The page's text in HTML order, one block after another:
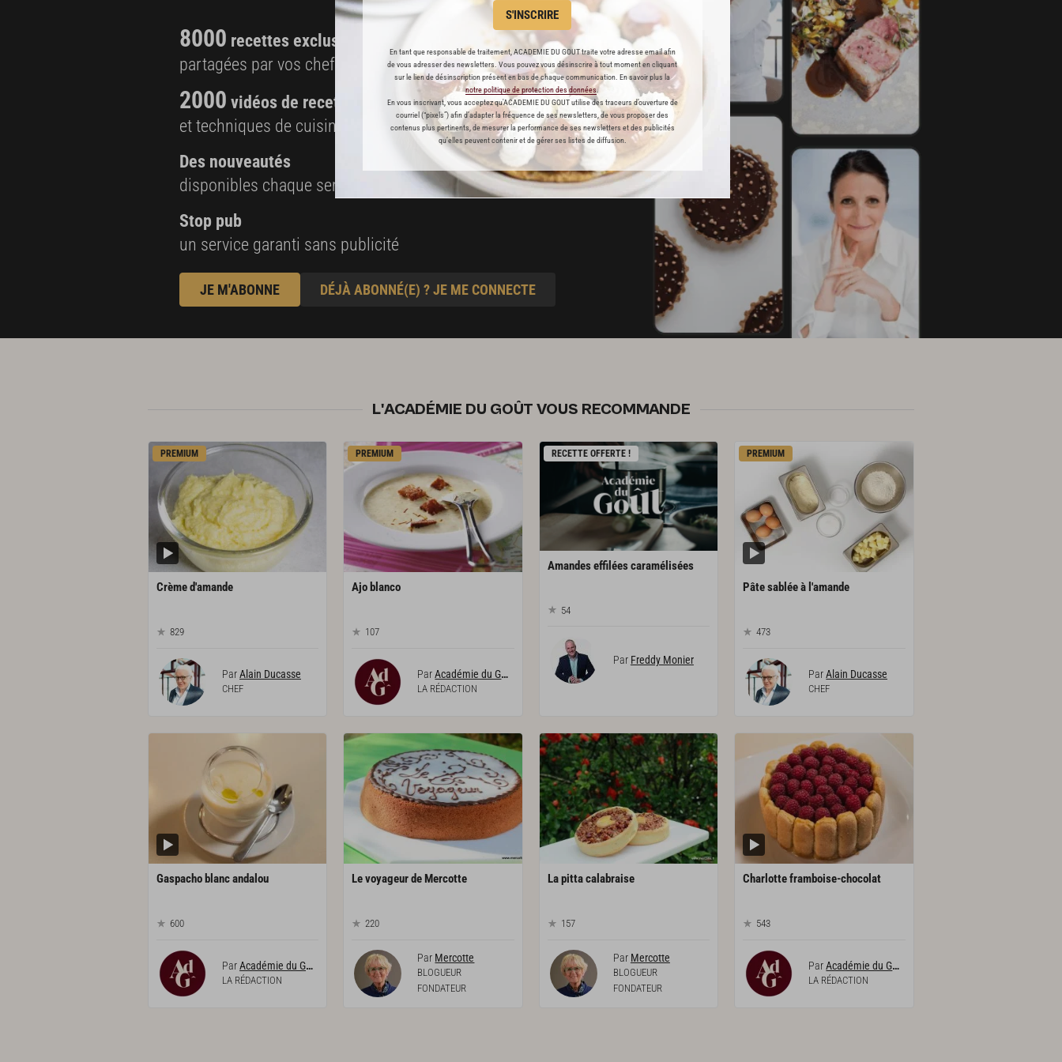
S'INSCRIRE
En tant que responsable de traitement, ACADEMIE DU GOUT traite votre adresse email afin
de vous adresser des newsletters. Vous pouvez vous désinscrire à tout moment en cliquant
sur le lien de désinscription présent en bas de chaque communication. En savoir plus la
notre politique de protection des données.
En vous inscrivant, vous acceptez qu'ACADEMIE DU GOUT utilise des traceurs d’ouverture de
courriel (“pixels”) afin d’adapter la fréquence de ses newsletters, de vous proposer des
contenus plus pertinents, de mesurer la performance de ses newsletters et des publicités
qu’elles peuvent contenir et de gérer ses listes de diffusion.
8000 recettes exclusives
partagées par vos chefs préférés
2000 vidéos de recettes
et techniques de cuisine et pâtisserie
Des nouveautés
disponibles chaque semaine
Stop pub
un service garanti sans publicité
JE M'ABONNE DÉJÀ ABONNÉ(E) ? JE ME CONNECTE
L'ACADÉMIE DU GOÛT VOUS RECOMMANDE
PREMIUM
Crèmed'amande
829
ParAlain Ducasse
CHEF
PREMIUM
Ajo blanco
107
ParAcadémie du Goût
LA RÉDACTION
RECETTE OFFERTE !
Amandeseffiléescaramélisées
54
Par Freddy Monier
PREMIUM
Pâtesabléeà l'amande
473
ParAlain Ducasse
CHEF
Gaspacho blancandalou
600
ParAcadémie du Goût
LA RÉDACTION
Levoyageurde Mercotte
220
Par Mercotte
BLOGUEUR
FONDATEUR
Lapittacalabraise
157
Par Mercotte
BLOGUEUR
FONDATEUR
Charlotteframboise-chocolat
543
ParAcadémie du Goût
LA RÉDACTION